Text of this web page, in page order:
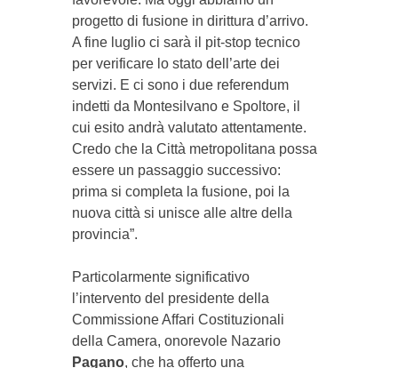
progetto di fusione in dirittura d’arrivo.
A fine luglio ci sarà il pit-stop tecnico
per verificare lo stato dell’arte dei
servizi. E ci sono i due referendum
indetti da Montesilvano e Spoltore, il
cui esito andrà valutato attentamente.
Credo che la Città metropolitana possa
essere un passaggio successivo:
prima si completa la fusione, poi la
nuova città si unisce alle altre della
provincia”.
Particolarmente significativo
l’intervento del presidente della
Commissione Affari Costituzionali
della Camera, onorevole Nazario
Pagano, che ha offerto una